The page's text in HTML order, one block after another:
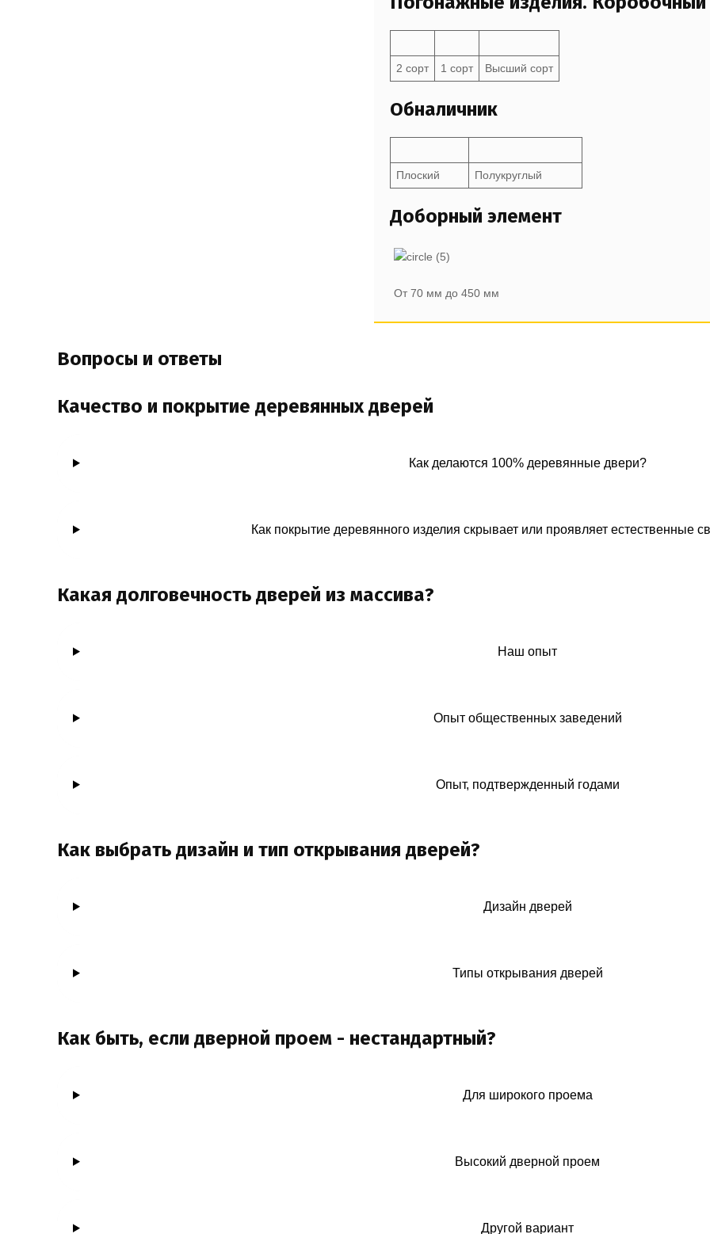
2 сорт 1 сорт Высший сорт
Обналичник
Плоский Полукруглый
Доборный элемент
От 70 мм до 450 мм
Вопросы и ответы
Качество и покрытие деревянных дверей
Как делаются 100% деревянные двери?
Как покрытие деревянного изделия скрывает или проявляет естественные
Какая долговечность дверей из массива?
Наш опыт
Опыт общественных заведений
Опыт, подтвержденный годами
Как выбрать дизайн и тип открывания дверей?
Дизайн дверей
Типы открывания дверей
Как быть, если дверной проем - нестандартный?
Для широкого проема
Высокий дверной проем
Другой вариант